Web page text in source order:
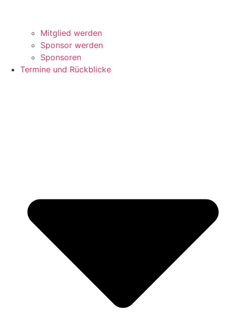
Mitglied werden
Sponsor werden
Sponsoren
Termine und Rückblicke